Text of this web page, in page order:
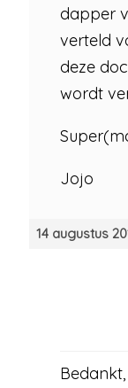
dapper
verteld
deze
wordt
Jojo
14 augustus